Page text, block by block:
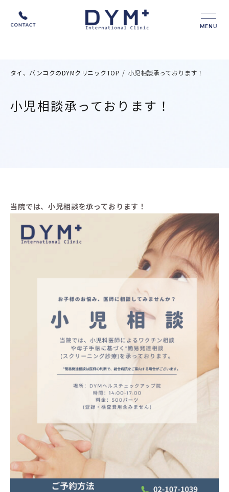
MENU
タイ、バンコクのDYMクリニックTOP / 小児相談承っております！
小児相談承っております！
当院では、小児相談を承っております！